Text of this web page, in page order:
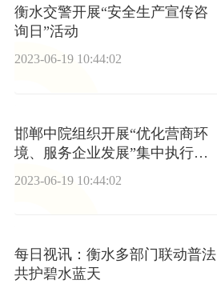
衡水交警开展“安全生产宣传咨
询日”活动
2023-06-19 10:44:02
邯郸中院组织开展“优化营商环
境、服务企业发展”集中执行攻
2023-06-19 10:44:02
每日视讯：衡水多部门联动普法
共护碧水蓝天